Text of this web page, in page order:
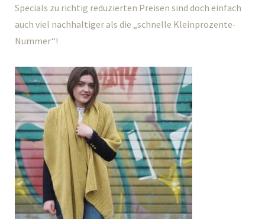
Specials zu richtig reduzierten Preisen sind doch einfach
auch viel nachhaltiger als die „schnelle Kleinprozente-
Nummer“!